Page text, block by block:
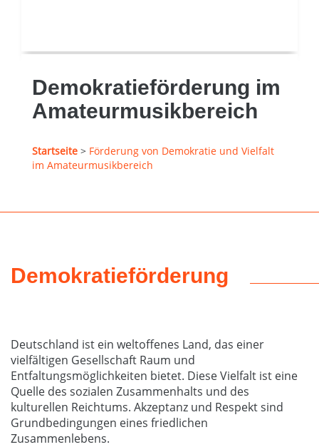
Demokratieförderung im
Amateurmusikbereich
Startseite > Förderung von Demokratie und Vielfalt
im Amateurmusikbereich
Demokratieförderung
Deutschland ist ein weltoffenes Land, das einer
vielfältigen Gesellschaft Raum und
Entfaltungsmöglichkeiten bietet. Diese Vielfalt ist eine
Quelle des sozialen Zusammenhalts und des
kulturellen Reichtums. Akzeptanz und Respekt sind
Grundbedingungen eines friedlichen
Zusammenlebens.